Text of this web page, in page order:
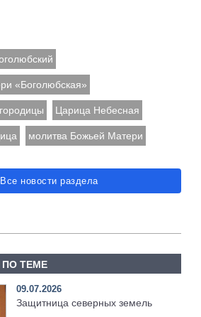
«Боголюбская»
Царица Небесная
молитва Божьей Матери
Все новости раздела
ТЕМЕ
09.07.2026
Защитница северных земель